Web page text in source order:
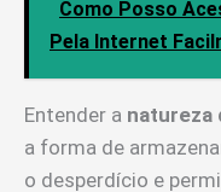
Como Posso
Pela Internet
Entender a natureza
a forma de
o desperdício e